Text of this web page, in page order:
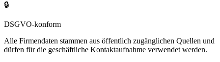
🔒
DSGVO-konform
Alle Firmendaten stammen aus öffentlich zugänglichen Quellen und
dürfen für die geschäftliche Kontaktaufnahme verwendet werden.